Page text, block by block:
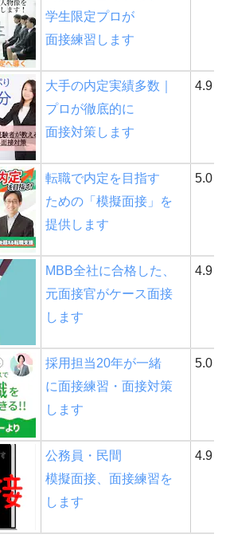
学生限定プロが
面接練習します
大手の内定実績多数｜
プロが徹底的に
面接対策します
4.9
転職で内定を目指す
ための「模擬面接」を
提供します
5.0
MBB全社に合格した、
元面接官がケース面接
します
4.9
採用担当20年が一緒
に面接練習・面接対策
します
5.0
公務員・民間
模擬面接、面接練習を
します
4.9